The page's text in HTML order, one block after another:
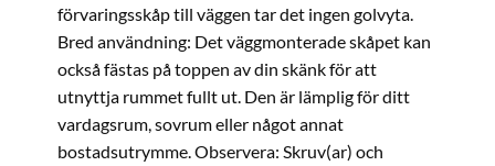
förvaringsskåp till väggen tar det ingen golvyta.
Bred användning: Det väggmonterade skåpet kan
också fästas på toppen av din skänk för att
utnyttja rummet fullt ut. Den är lämplig för ditt
vardagsrum, sovrum eller något annat
bostadsutrymme. Observera: Skruv(ar) och